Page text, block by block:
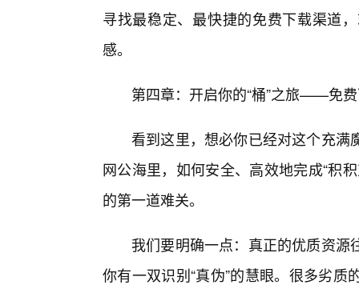
寻找最稳定、最快捷的免费下载渠道
感。
第四章：开启你的“桶”之旅——免
看到这里，想必你已经对这个充满
网公海里，如何安全、高效地完成“积
的第一道难关。
我们要明确一点：真正的优质资
你有一双识别“真伪”的慧眼。很多劣